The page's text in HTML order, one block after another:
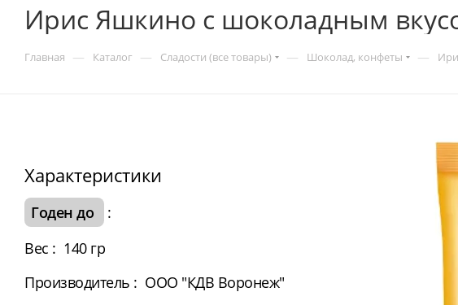
Ирис Яшкино с шоколадным
Главная — Каталог — Сладости (все товары) — Шоколад, конфеты —
Характеристики
Годен до
:
Вес : 140 гр
Производитель : ООО "КДВ Воронеж"